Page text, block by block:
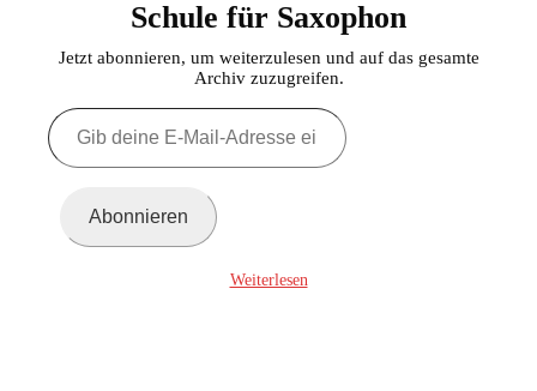
Schule für Saxophon
Jetzt abonnieren, um weiterzulesen und auf das gesamte
Archiv zuzugreifen.
Gib
deine
E-
Abonnieren
Weiterlesen